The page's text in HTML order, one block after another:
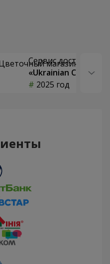
Сервис доставки
«Ukrainian Choice»
2025 год